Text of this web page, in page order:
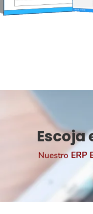
Escoja
NuestroERP